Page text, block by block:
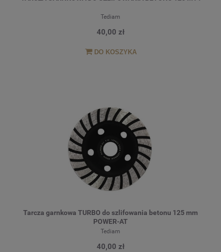
Tediam
40,00 zł
DO KOSZYKA
Tarcza garnkowa TURBO do szlifowania betonu 125 mm
POWER-AT
Tediam
40,00 zł